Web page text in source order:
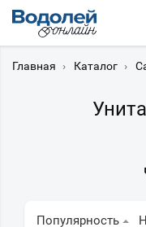
Главная › Каталог ›
Популярность